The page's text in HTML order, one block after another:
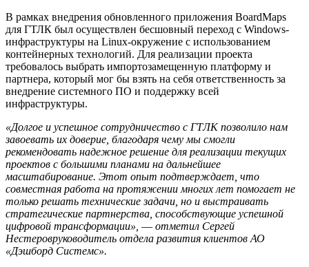
В рамках внедрения обновленного приложения BoardMaps
для ГТЛК был осуществлен бесшовный переход с Windows-
инфраструктуры на Linux-окружение с использованием
контейнерных технологий. Для реализации проекта
требовалось выбрать импортозамещенную платформу и
партнера, который мог бы взять на себя ответственность за
внедрение системного ПО и поддержку всей
инфраструктуры.
«Долгое и успешное сотрудничество с ГТЛК позволило нам
завоевать их доверие, благодаря чему мы смогли
рекомендовать надежное решение для реализации текущих
проектов с большими планами на дальнейшее
масштабирование. Этот опыт подтверждает, что
совместная работа на протяжении многих лет помогает не
только решать технические задачи, но и выстраивать
стратегические партнерства, способствующие успешной
цифровой трансформации», — отметил Сергей
Нестеровруководитель отдела развития клиентов АО
«Дэшборд Системс».